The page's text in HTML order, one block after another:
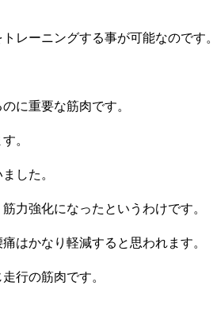
レーニングする事が可能なのです。
に重要な筋肉です。
。
した。
力強化になったというわけです。
はかなり軽減すると思われます。
行の筋肉です。